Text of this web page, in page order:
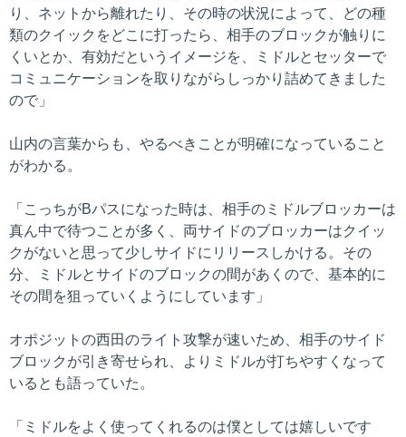
り、ネットから離れたり、その時の状況によって、どの種
類のクイックをどこに打ったら、相手のブロックが触りに
くいとか、有効だというイメージを、ミドルとセッターで
コミュニケーションを取りながらしっかり詰めてきました
ので」
山内の言葉からも、やるべきことが明確になっていること
がわかる。
「こっちがBパスになった時は、相手のミドルブロッカーは
真ん中で待つことが多く、両サイドのブロッカーはクイッ
クがないと思って少しサイドにリリースしかける。その
分、ミドルとサイドのブロックの間があくので、基本的に
その間を狙っていくようにしています」
オポジットの西田のライト攻撃が速いため、相手のサイド
ブロックが引き寄せられ、よりミドルが打ちやすくなって
いるとも語っていた。
「ミドルをよく使ってくれるのは僕としては嬉しいです